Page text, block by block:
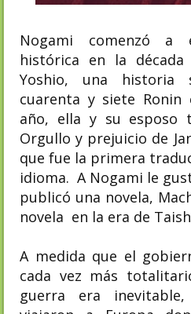
Nogami comenzó a
histórica en la
Yoshio, una
cuarenta y siete Ronin
año, ella y su esposo
Orgullo y prejuicio de
que fue la primera
idioma. A Nogami le
publicó una novela,
novela en la era de
A medida que el
cada vez más
guerra era